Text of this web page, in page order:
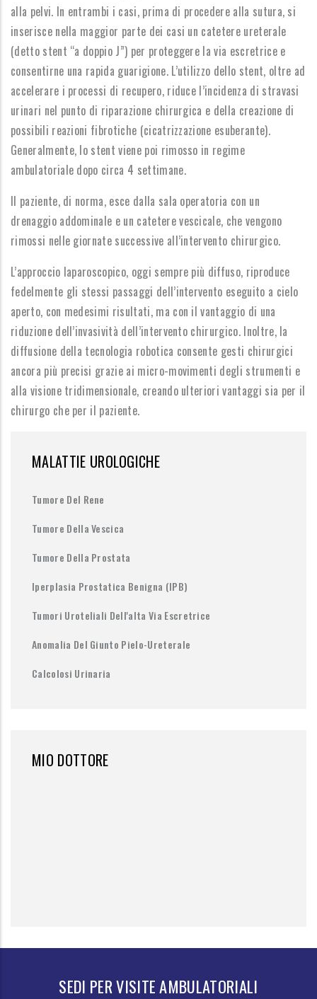
alla pelvi. In entrambi i casi, prima di procedere alla sutura, si
inserisce nella maggior parte dei casi un catetere ureterale
(detto stent “a doppio J”) per proteggere la via escretrice e
consentirne una rapida guarigione. L’utilizzo dello stent, oltre ad
accelerare i processi di recupero, riduce l’incidenza di stravasi
urinari nel punto di riparazione chirurgica e della creazione di
possibili reazioni fibrotiche (cicatrizzazione esuberante).
Generalmente, lo stent viene poi rimosso in regime
ambulatoriale dopo circa 4 settimane.
Il paziente, di norma, esce dalla sala operatoria con un
drenaggio addominale e un catetere vescicale, che vengono
rimossi nelle giornate successive all’intervento chirurgico.
L’approccio laparoscopico, oggi sempre più diffuso, riproduce
fedelmente gli stessi passaggi dell’intervento eseguito a cielo
aperto, con medesimi risultati, ma con il vantaggio di una
riduzione dell’invasività dell’intervento chirurgico. Inoltre, la
diffusione della tecnologia robotica consente gesti chirurgici
ancora più precisi grazie ai micro-movimenti degli strumenti e
alla visione tridimensionale, creando ulteriori vantaggi sia per il
chirurgo che per il paziente.
MALATTIE UROLOGICHE
Tumore Del Rene
Tumore Della Vescica
Tumore Della Prostata
Iperplasia Prostatica Benigna (IPB)
Tumori Uroteliali Dell'alta Via Escretrice
Anomalia Del Giunto Pielo-Ureterale
Calcolosi Urinaria
MIO DOTTORE
SEDI PER VISITE AMBULATORIALI